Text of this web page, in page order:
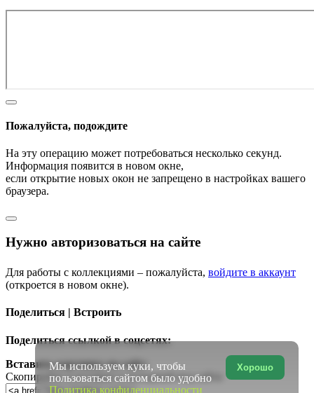
Пожалуйста, подождите
На эту операцию может потребоваться несколько секунд.
Информация появится в новом окне,
если открытие новых окон не запрещено в настройках вашего
браузера.
Нужно авторизоваться на сайте
Для работы с коллекциями – пожалуйста, войдите в аккаунт
(откроется в новом окне).
Поделиться | Встроить
Поделиться ссылкой в соцсетях:
Вставить картинку на сайт:
Скопируйте и вставьте в исходный код сайта
Хорошо
Мы используем куки, чтобы
пользоваться сайтом было удобно
Политика конфиденциальности